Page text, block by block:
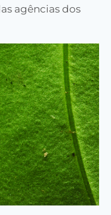
agências dos